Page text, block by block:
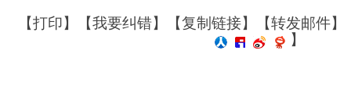
【打印】【我要纠错】【复制链接】【转发邮件】
】